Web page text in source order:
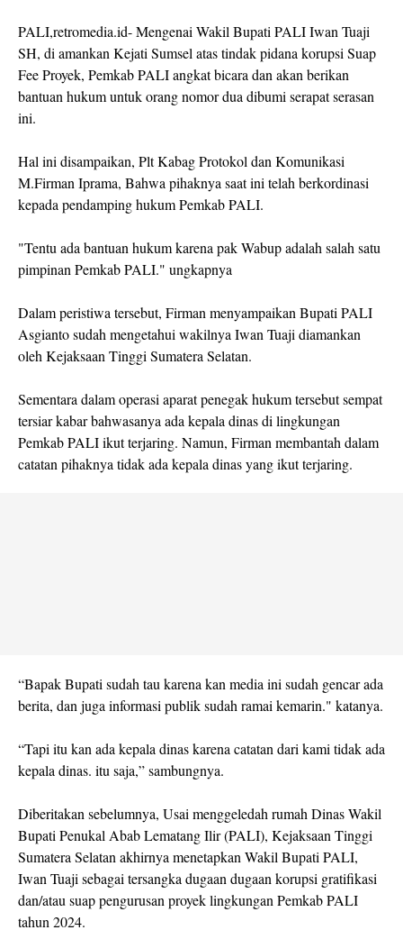
PALI,retromedia.id- Mengenai Wakil Bupati PALI Iwan Tuaji
SH, di amankan Kejati Sumsel atas tindak pidana korupsi Suap
Fee Proyek, Pemkab PALI angkat bicara dan akan berikan
bantuan hukum untuk orang nomor dua dibumi serapat serasan
ini.
Hal ini disampaikan, Plt Kabag Protokol dan Komunikasi
M.Firman Iprama, Bahwa pihaknya saat ini telah berkordinasi
kepada pendamping hukum Pemkab PALI.
"Tentu ada bantuan hukum karena pak Wabup adalah salah satu
pimpinan Pemkab PALI." ungkapnya
Dalam peristiwa tersebut, Firman menyampaikan Bupati PALI
Asgianto sudah mengetahui wakilnya Iwan Tuaji diamankan
oleh Kejaksaan Tinggi Sumatera Selatan.
Sementara dalam operasi aparat penegak hukum tersebut sempat
tersiar kabar bahwasanya ada kepala dinas di lingkungan
Pemkab PALI ikut terjaring. Namun, Firman membantah dalam
catatan pihaknya tidak ada kepala dinas yang ikut terjaring.
“Bapak Bupati sudah tau karena kan media ini sudah gencar ada
berita, dan juga informasi publik sudah ramai kemarin." katanya.
“Tapi itu kan ada kepala dinas karena catatan dari kami tidak ada
kepala dinas. itu saja,” sambungnya.
Diberitakan sebelumnya, Usai menggeledah rumah Dinas Wakil
Bupati Penukal Abab Lematang Ilir (PALI), Kejaksaan Tinggi
Sumatera Selatan akhirnya menetapkan Wakil Bupati PALI,
Iwan Tuaji sebagai tersangka dugaan dugaan korupsi gratifikasi
dan/atau suap pengurusan proyek lingkungan Pemkab PALI
tahun 2024.